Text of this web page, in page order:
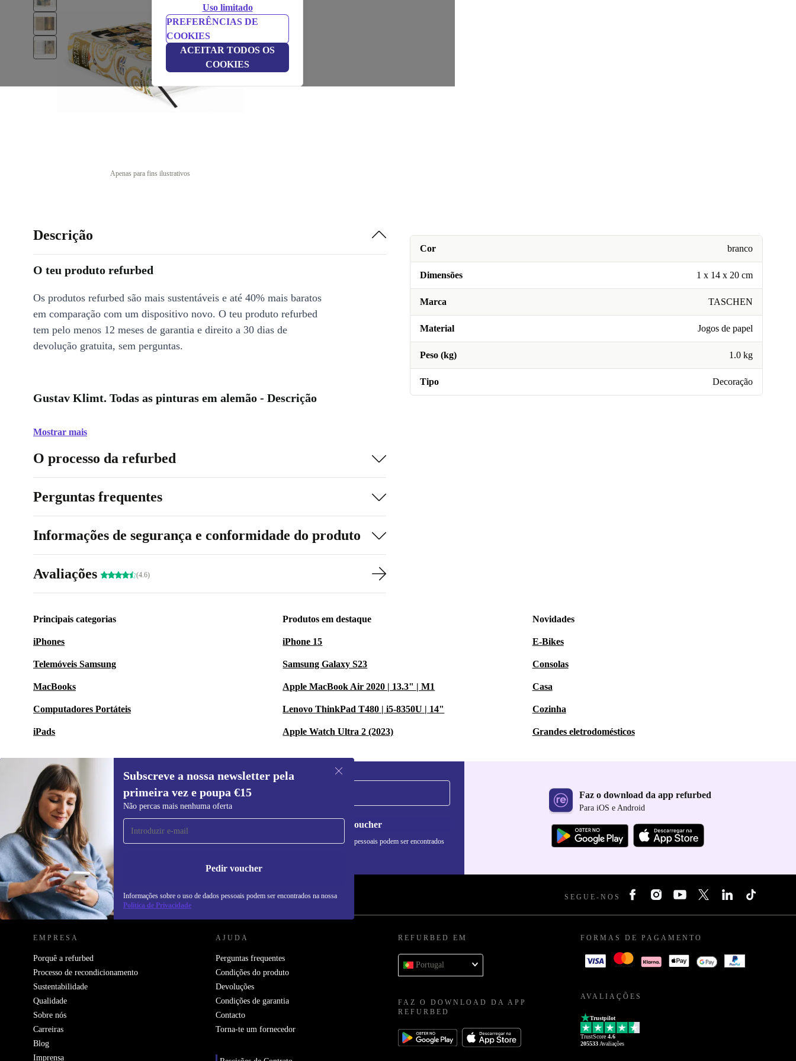
Uso limitado
PREFERÊNCIAS DE
COOKIES
ACEITAR TODOS OS
COOKIES
Apenas para fins ilustrativos
Cor branco
Dimensões 1 x 14 x 20 cm
Marca TASCHEN
Material Jogos de papel
Peso (kg) 1.0 kg
Tipo Decoração
Descrição
O teu produto refurbed
Os produtos refurbed são mais sustentáveis e até 40% mais baratos
em comparação com um dispositivo novo. O teu produto refurbed
tem pelo menos 12 meses de garantia e direito a 30 dias de
devolução gratuita, sem perguntas.
Gustav Klimt. Todas as pinturas em alemão - Descrição
Mostrar mais
O processo da refurbed
Perguntas frequentes
Informações de segurança e conformidade do produto
Avaliações (4.6)
Principais categorias
iPhones
Telemóveis Samsung
MacBooks
Computadores Portáteis
iPads
Produtos em destaque
iPhone 15
Samsung Galaxy S23
Apple MacBook Air 2020 | 13.3" | M1
Lenovo ThinkPad T480 | i5-8350U | 14"
Apple Watch Ultra 2 (2023)
Novidades
E-Bikes
Consolas
Casa
Cozinha
Grandes eletrodomésticos
Subscreve a nossa newsletter pela
primeira vez e poupa €15
Não percas mais nenhuma oferta
Pedir voucher
Informações sobre o uso de dados pessoais podem ser encontrados na nossa
Política de Privacidade
Subscreve a nossa newsletter pela
primeira vez e poupa 15€!
Não percas mais nenhuma oferta.
Pedir voucher
Informações sobre o uso de dados pessoais podem ser encontrados
Faz o download da app refurbed
Para iOS e Android
REFURBED PORTUGAL - RETHINK NEW. SEGUE-NOS
EMPRESA
Porquê a refurbed
Processo de recondicionamento
Sustentabilidade
Qualidade
Sobre nós
Carreiras
Blog
Imprensa
AJUDA
Perguntas frequentes
Condições do produto
Devoluções
Condições de garantia
Contacto
Torna-te um fornecedor
REFURBED EM
Portugal
FAZ O DOWNLOAD DA APP
REFURBED
FORMAS DE PAGAMENTO
AVALIAÇÕES
Trustpilot
TrustScore 4.6
205533 Avaliações